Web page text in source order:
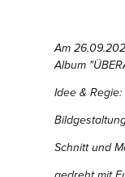
Am
Album
Idee &
Schnitt und